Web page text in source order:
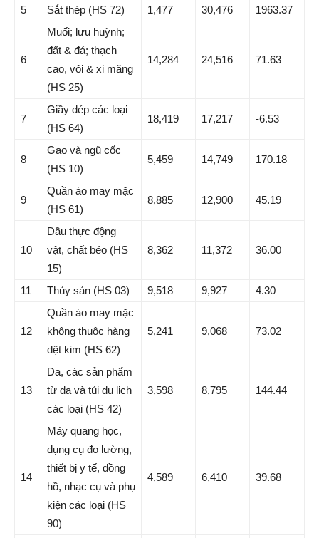
5 Sắt thép (HS 72) 1,477 30,476 1963.37
6
Muối; lưu huỳnh;
đất & đá; thạch
cao, vôi & xi măng
(HS 25)
14,284 24,516 71.63
7
Giầy dép các loại
(HS 64)
18,419 17,217 -6.53
8
Gạo và ngũ cốc
(HS 10)
5,459 14,749 170.18
9
Quần áo may mặc
(HS 61)
8,885 12,900 45.19
10
Dầu thực động
vật, chất béo (HS
15)
8,362 11,372 36.00
11 Thủy sản (HS 03) 9,518 9,927 4.30
12
Quần áo may mặc
không thuộc hàng
dệt kim (HS 62)
5,241 9,068 73.02
13
Da, các sản phẩm
từ da và túi du lịch
các loại (HS 42)
3,598 8,795 144.44
14
Máy quang học,
dụng cụ đo lường,
thiết bị y tế, đồng
hồ, nhạc cụ và phụ
kiện các loại (HS
90)
4,589 6,410 39.68